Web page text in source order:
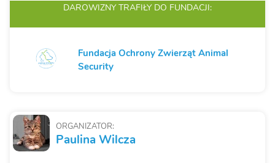
ORGANIZATOR:
Paulina Wilcza
DAROWIZNY TRAFIŁY DO FUNDACJI:
Fundacja Ochrony Zwierząt Animal
Security